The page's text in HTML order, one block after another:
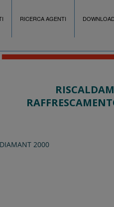
RICERCA AGENTI
2000